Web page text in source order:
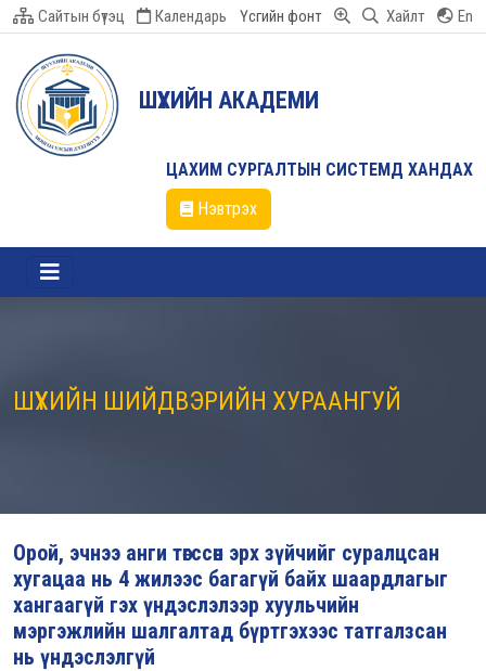
Сайтын бүтэц Календарь Үсгийн фонт Хайлт En
ШҮҮХИЙН АКАДЕМИ
ЦАХИМ СУРГАЛТЫН СИСТЕМД ХАНДАХ
Нэвтрэх
ШҮҮХИЙН ШИЙДВЭРИЙН ХУРААНГУЙ
Орой, эчнээ анги төгссөн эрх зүйчийг суралцсан
хугацаа нь 4 жилээс багагүй байх шаардлагыг
хангаагүй гэх үндэслэлээр хуульчийн
мэргэжлийн шалгалтад бүртгэхээс татгалзсан
нь үндэслэлгүй